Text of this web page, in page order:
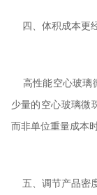
四、体积成本更
高性能空心玻璃
少量的空心玻璃微
而非单位重量成本
五、调节产品密